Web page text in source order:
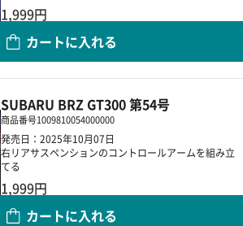
1,999円
カートに入れる
SUBARU BRZ GT300 第54号
商品番号1009810054000000
発売日：2025年10月07日
右リアサスペンションのコントロールアームを組み立
てる
1,999円
カートに入れる